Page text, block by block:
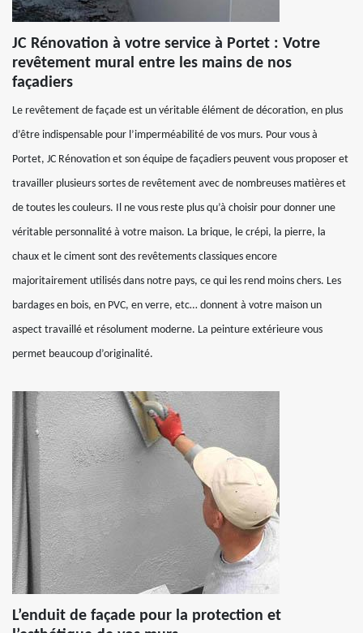
JC Rénovation à votre service à Portet : Votre
revêtement mural entre les mains de nos
façadiers
Le revêtement de façade est un véritable élément de décoration, en plus
d’être indispensable pour l’imperméabilité de vos murs. Pour vous à
Portet, JC Rénovation et son équipe de façadiers peuvent vous proposer et
travailler plusieurs sortes de revêtement avec de nombreuses matières et
de toutes les couleurs. Il ne vous reste plus qu’à choisir pour donner une
véritable personnalité à votre maison. La brique, le crépi, la pierre, la
chaux et le ciment sont des revêtements classiques encore
majoritairement utilisés dans notre pays, ce qui les rend moins chers. Les
bardages en bois, en PVC, en verre, etc… donnent à votre maison un
aspect travaillé et résolument moderne. La peinture extérieure vous
permet beaucoup d’originalité.
L’enduit de façade pour la protection et